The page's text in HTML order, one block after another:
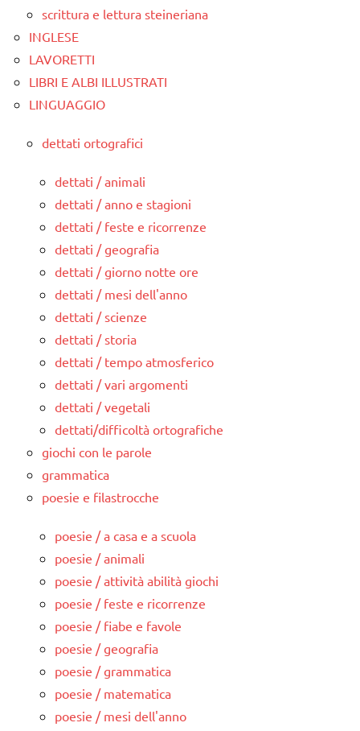
scrittura e lettura steineriana
INGLESE
LAVORETTI
LIBRI E ALBI ILLUSTRATI
LINGUAGGIO
dettati ortografici
dettati / animali
dettati / anno e stagioni
dettati / feste e ricorrenze
dettati / geografia
dettati / giorno notte ore
dettati / mesi dell'anno
dettati / scienze
dettati / storia
dettati / tempo atmosferico
dettati / vari argomenti
dettati / vegetali
dettati/difficoltà ortografiche
giochi con le parole
grammatica
poesie e filastrocche
poesie / a casa e a scuola
poesie / animali
poesie / attività abilità giochi
poesie / feste e ricorrenze
poesie / fiabe e favole
poesie / geografia
poesie / grammatica
poesie / matematica
poesie / mesi dell'anno